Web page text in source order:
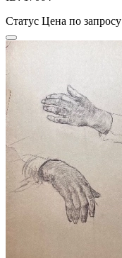
Статус Цена по запросу